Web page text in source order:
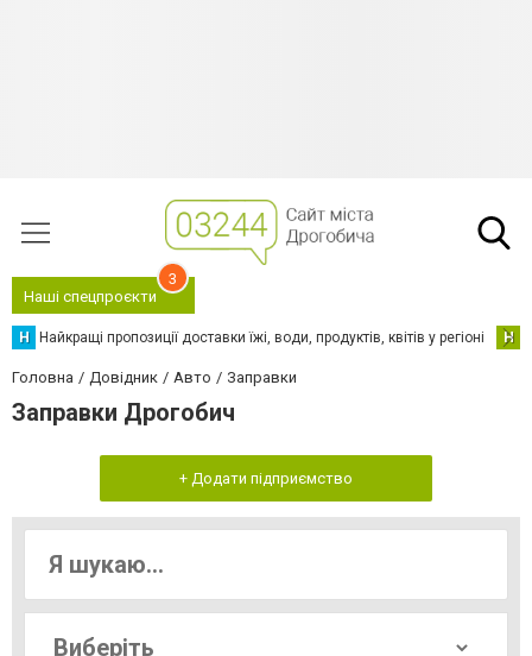
Наші спецпроєкти
3
Н Найкращі пропозиції доставки їжі, води, продуктів, квітів у регіоні Н
Головна Довідник Авто Заправки
Заправки Дрогобич
+ Додати підприємство